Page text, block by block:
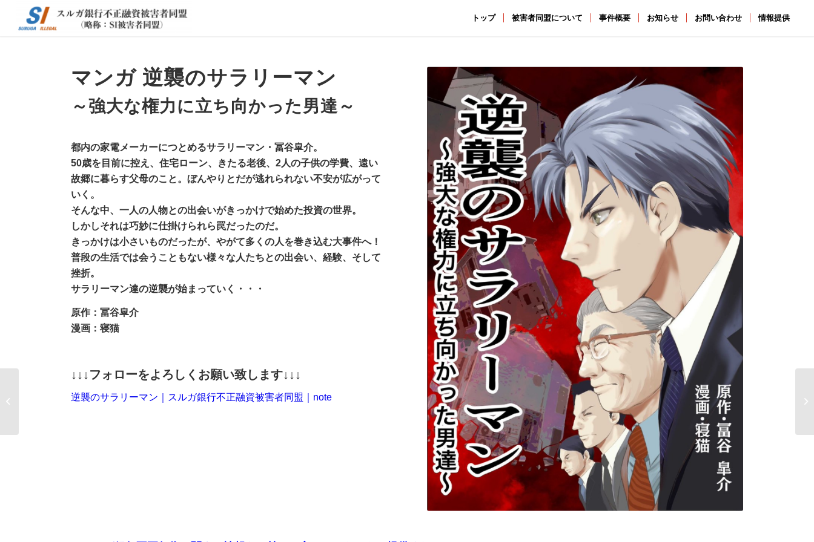
トップ 被害者同盟について 事件概要 お知らせ お問い合わせ 情報提供
マンガ 逆襲のサラリーマン
～強大な権力に立ち向かった男達～
都内の家電メーカーにつとめるサラリーマン・冨谷皐介。
50歳を目前に控え、住宅ローン、きたる老後、2人の子供の学費、遠い
故郷に暮らす父母のこと。ぼんやりとだが逃れられない不安が広がって
いく。
そんな中、一人の人物との出会いがきっかけで始めた投資の世界。
しかしそれは巧妙に仕掛けられら罠だったのだ。
きっかけは小さいものだったが、やがて多くの人を巻き込む大事件へ！
普段の生活では会うこともない様々な人たちとの出会い、経験、そして
挫折。
サラリーマン達の逆襲が始まっていく・・・
原作：冨谷皐介
漫画：寝猫
↓↓↓フォローをよろしくお願い致します↓↓↓
逆襲のサラリーマン｜スルガ銀行不正融資被害者同盟｜note
スルガ銀行 偽装の実